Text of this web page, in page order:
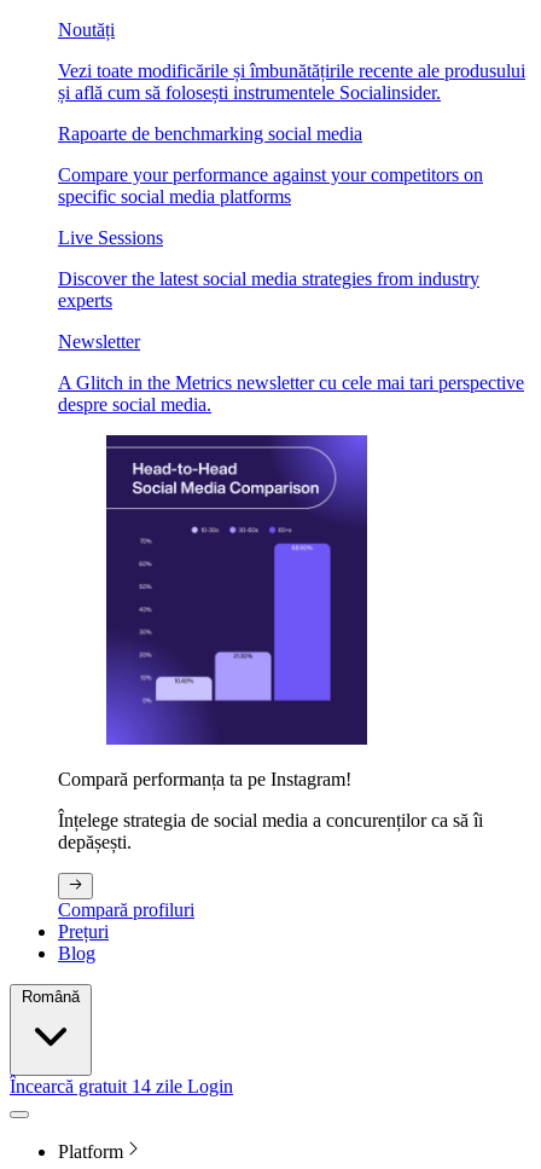
Noutăți
Vezi toate modificările și îmbunătățirile recente ale produsului
și află cum să folosești instrumentele Socialinsider.
Rapoarte de benchmarking social media
Compare your performance against your competitors on
specific social media platforms
Live Sessions
Discover the latest social media strategies from industry
experts
Newsletter
A Glitch in the Metrics newsletter cu cele mai tari perspective
despre social media.
Compară performanța ta pe Instagram!
Înțelege strategia de social media a concurenților ca să îi
depășești.
Compară profiluri
Prețuri
Blog
Română
Încearcă gratuit 14 zile Login
Platform